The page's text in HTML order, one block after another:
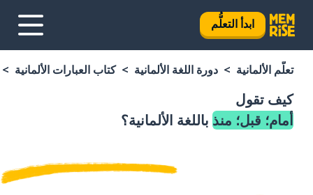
ابدأ التعلُّم
تعلَّم الألمانية دورة اللغة الألمانية كتاب العبارات الألمانية
كيف تقول
أمام؛ قبل؛ منذ باللغة الألمانية؟